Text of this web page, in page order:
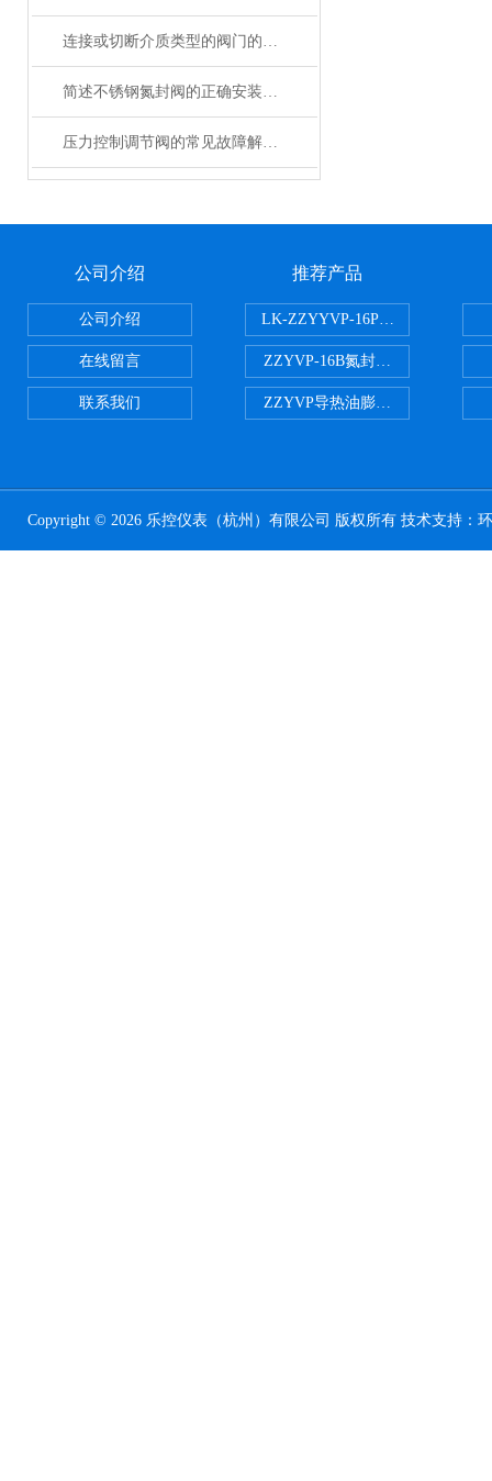
连接或切断介质类型的阀门的选用注意事项
简述不锈钢氮封阀的正确安装方法
压力控制调节阀的常见故障解决方法分享
公司介绍
公司介绍
在线留言
联系我们
推荐产品
LK-ZZYYVP-16P不锈钢氮封阀
ZZYVP-16B氮封供氮阀
ZZYVP导热油膨胀槽氮封阀
Copyright © 2026 乐控仪表（杭州）有限公司 版权所有 技术支持：